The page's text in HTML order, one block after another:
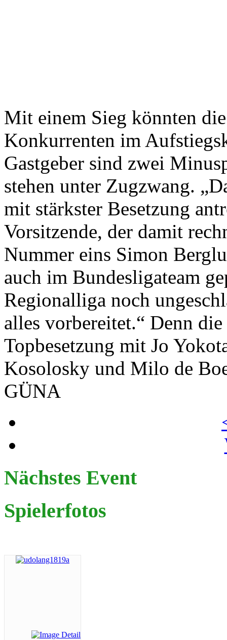
Mit einem Sieg könnten
Konkurrenten im
Gastgeber sind zwei
stehen unter Zugzwang.
mit stärkster Besetzung
Vorsitzende, der damit
Nummer eins Simon
auch im Bundesligateam
Regionalliga noch
alles vorbereitet.“ Denn
Topbesetzung mit Jo
Kosolosky und Milo de
GÜNA
Nächstes Event
Spielerfotos